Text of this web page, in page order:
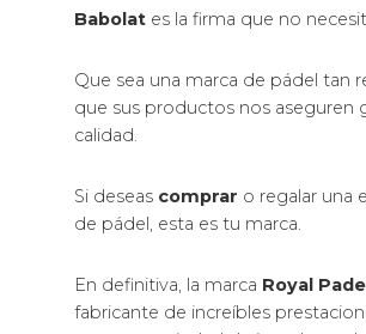
Babolat es la firma que no
Que sea una marca de pádel tan
que sus productos nos aseguren
calidad.
Si deseas comprar o regalar una
de pádel, esta es tu marca.
En definitiva, la marca Royal
fabricante de increíbles